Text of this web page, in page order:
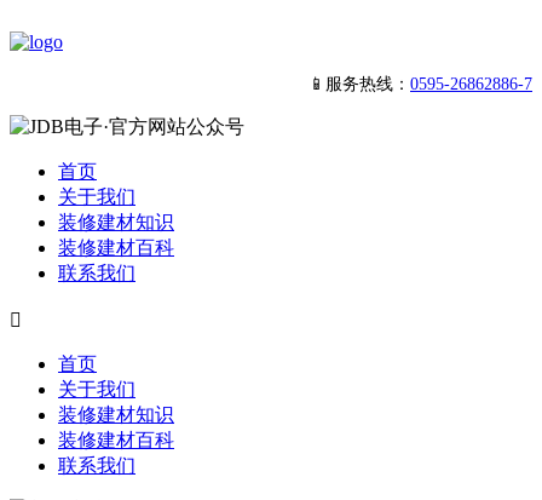
📱服务热线： 0595-26862886-7
首页
关于我们
装修建材知识
装修建材百科
联系我们

首页
关于我们
装修建材知识
装修建材百科
联系我们